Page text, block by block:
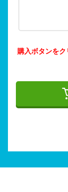
購入ボタンを